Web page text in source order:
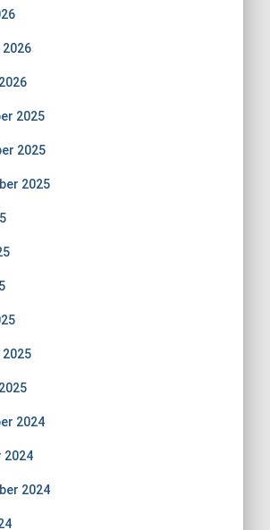
2026
2025
2025
2025
2025
2024
2024
2024